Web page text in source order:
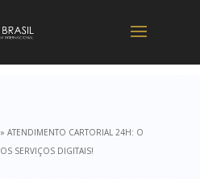
ATENDIMENTO CARTORIAL 24H: O
SERVIÇOS DIGITAIS!